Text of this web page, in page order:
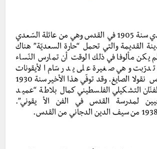
ولدت زلفة السعدي سنة 1905 في القدس وهي من عائلة السّعدي
القديمة والتي تحمل “حارة السعديّة” هناك
يكن مألوفا في ذلك الوقت أن تمارس النّساء
تدرّبت وهي صغيرة على يد رسّام الأيقونات
المعروف في القدس نقولا الصايغ. وقد توفّي هذا الأخير سنة 1930
التشكيلي الفلسطيني كمال بلاطة “عميد
لمدرسة القدس في الفن الأ يقوني”.